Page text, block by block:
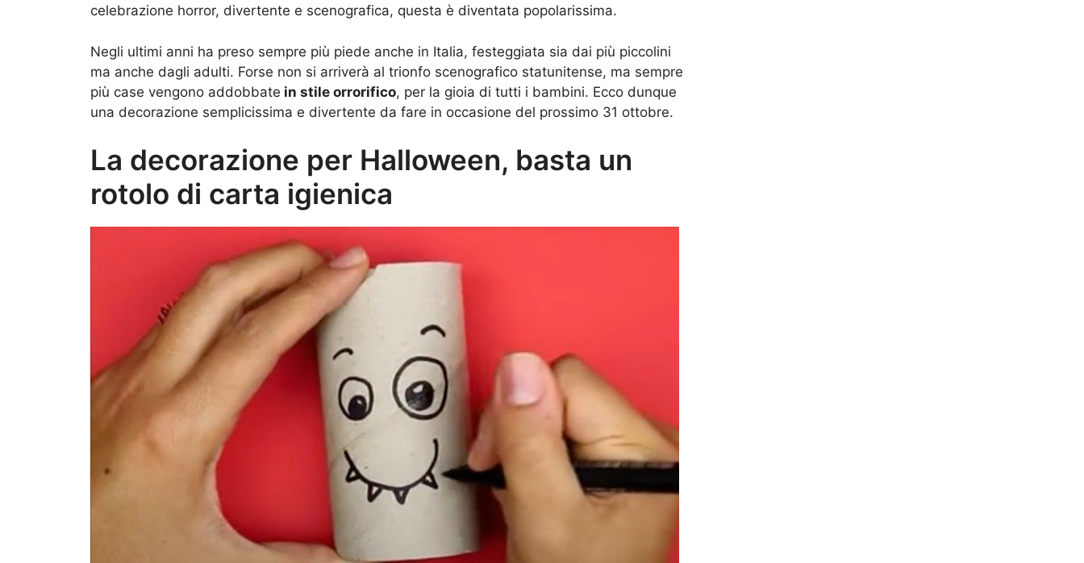
celebrazione horror, divertente e scenografica, questa è diventata popolarissima.
Negli ultimi anni ha preso sempre più piede anche in Italia, festeggiata sia dai più piccolini
ma anche dagli adulti. Forse non si arriverà al trionfo scenografico statunitense, ma sempre
più case vengono addobbate in stile orrorifico, per la gioia di tutti i bambini. Ecco dunque
una decorazione semplicissima e divertente da fare in occasione del prossimo 31 ottobre.
La decorazione per Halloween, basta un
rotolo di carta igienica